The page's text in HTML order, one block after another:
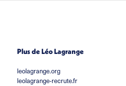
Plus de Léo Lagrange
leolagrange.org
leolagrange-recrute.fr